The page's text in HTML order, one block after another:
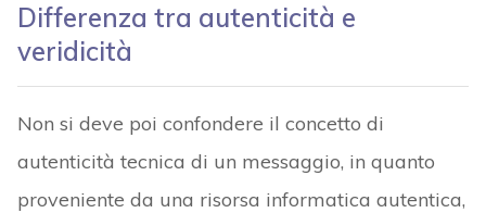
Differenza tra autenticità e
veridicità
Non si deve poi confondere il concetto di
autenticità tecnica di un messaggio, in quanto
proveniente da una risorsa informatica autentica,